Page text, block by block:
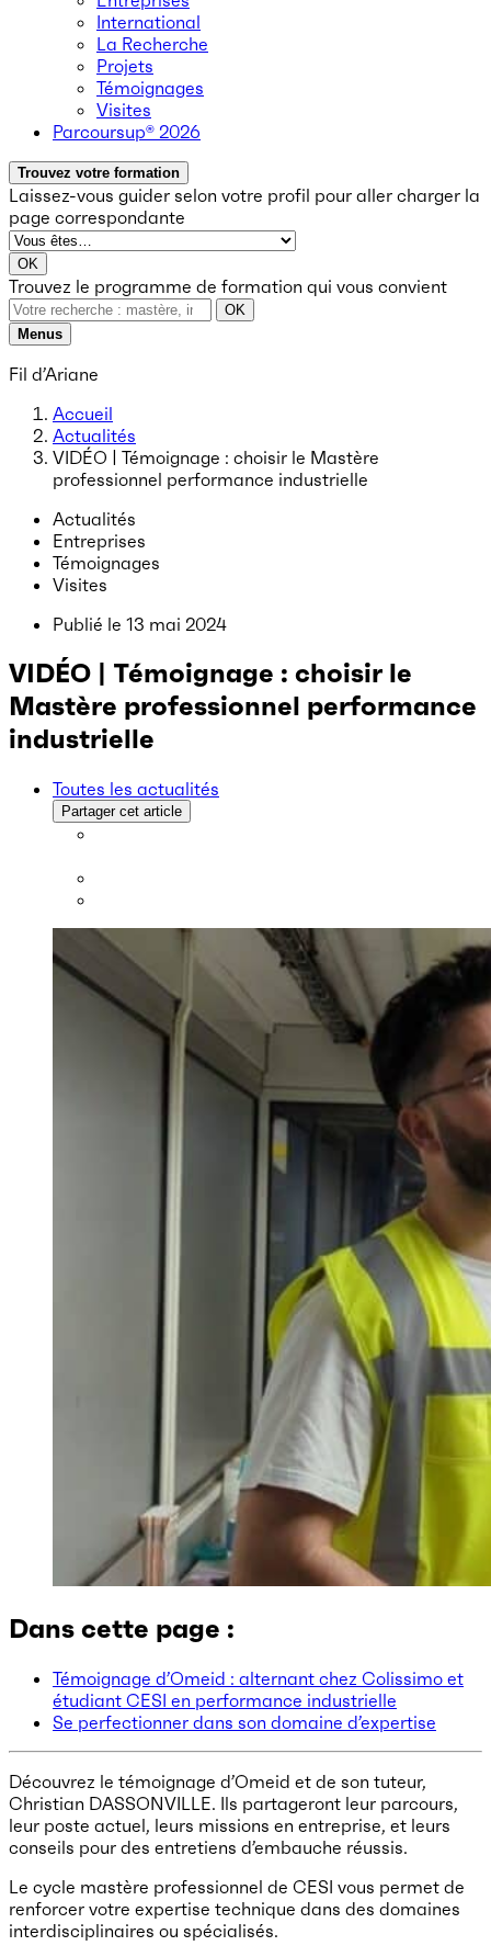
International
La Recherche
Projets
Témoignages
Visites
Parcoursup® 2026
Trouvez votre formation
Laissez-vous guider selon votre profil pour aller charger la
page correspondante
OK
Trouvez le programme de formation qui vous convient
OK
Menus
Fil d’Ariane
Accueil
Actualités
VIDÉO | Témoignage : choisir le Mastère
professionnel performance industrielle
Actualités
Entreprises
Témoignages
Visites
Publié le 13 mai 2024
VIDÉO | Témoignage : choisir le
Mastère professionnel performance
industrielle
Toutes les actualités
Partager cet article
Dans cette page :
Témoignage d’Omeid : alternant chez Colissimo et
étudiant CESI en performance industrielle
Se perfectionner dans son domaine d’expertise
Découvrez le témoignage d’Omeid et de son tuteur,
Christian DASSONVILLE. Ils partageront leur parcours,
leur poste actuel, leurs missions en entreprise, et leurs
conseils pour des entretiens d’embauche réussis.
Le cycle mastère professionnel de CESI vous permet de
renforcer votre expertise technique dans des domaines
interdisciplinaires ou spécialisés.